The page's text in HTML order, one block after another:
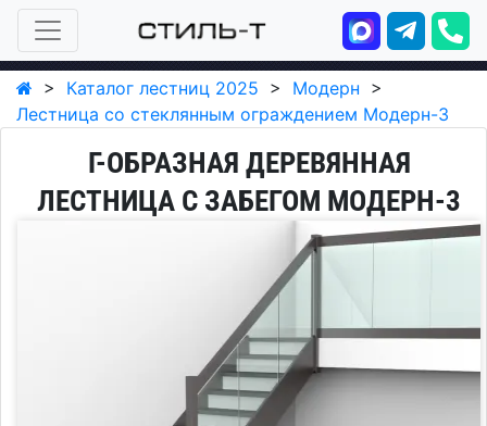
> Каталог лестниц 2025 > Модерн >
Лестница со стеклянным ограждением Модерн-3
Г-ОБРАЗНАЯ ДЕРЕВЯННАЯ
ЛЕСТНИЦА С ЗАБЕГОМ МОДЕРН-3